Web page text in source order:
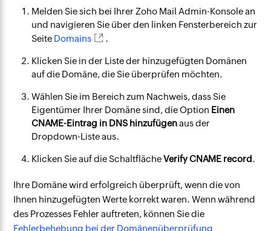
Melden Sie sich bei Ihrer Zoho Mail Admin-Konsole an
und navigieren Sie über den linken Fensterbereich zur
Seite Domains .
Klicken Sie in der Liste der hinzugefügten Domänen
auf die Domäne, die Sie überprüfen möchten.
Wählen Sie im Bereich zum Nachweis, dass Sie
Eigentümer Ihrer Domäne sind, die Option Einen
CNAME-Eintrag in DNS hinzufügenaus der
Dropdown-Liste aus.
Klicken Sie auf die SchaltflächeVerify CNAME record.
Ihre Domäne wird erfolgreich überprüft, wenn die von
Ihnen hinzugefügten Werte korrekt waren. Wenn während
des Prozesses Fehler auftreten, können Sie die
Fehlerbehebung bei der Domänenüberprüfung